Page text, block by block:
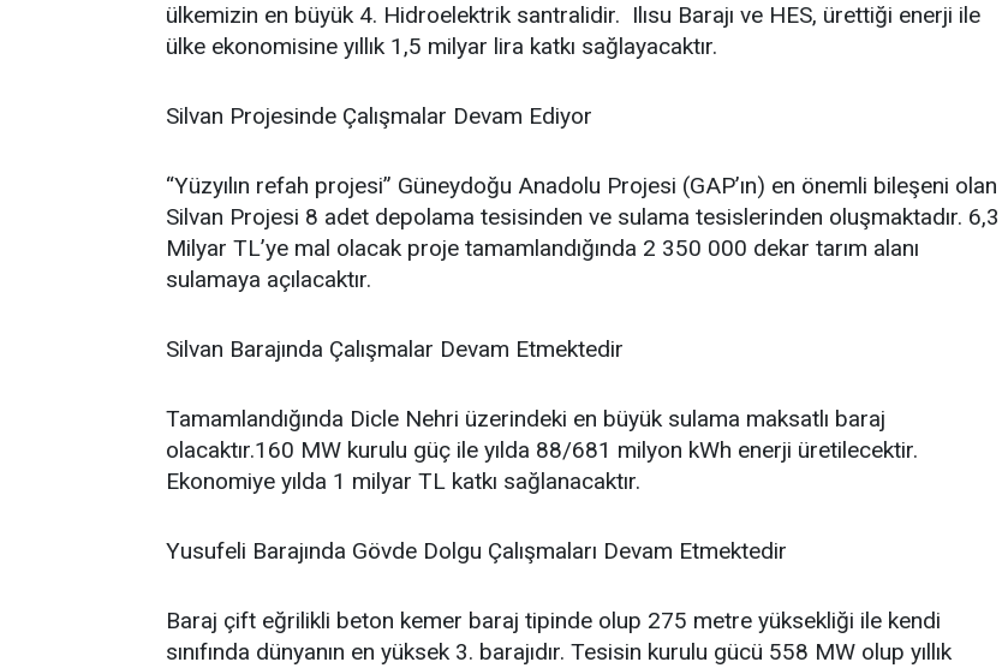
ülkemizin en büyük 4. Hidroelektrik santralidir. Ilısu Barajı ve HES, ürettiği enerji ile
ülke ekonomisine yıllık 1,5 milyar lira katkı sağlayacaktır.
Silvan Projesinde Çalışmalar Devam Ediyor
“Yüzyılın refah projesi” Güneydoğu Anadolu Projesi (GAP’ın) en önemli bileşeni olan
Silvan Projesi 8 adet depolama tesisinden ve sulama tesislerinden oluşmaktadır. 6,3
Milyar TL’ye mal olacak proje tamamlandığında 2 350 000 dekar tarım alanı
sulamaya açılacaktır.
Silvan Barajında Çalışmalar Devam Etmektedir
Tamamlandığında Dicle Nehri üzerindeki en büyük sulama maksatlı baraj
olacaktır.160 MW kurulu güç ile yılda 88/681 milyon kWh enerji üretilecektir.
Ekonomiye yılda 1 milyar TL katkı sağlanacaktır.
Yusufeli Barajında Gövde Dolgu Çalışmaları Devam Etmektedir
Baraj çift eğrilikli beton kemer baraj tipinde olup 275 metre yüksekliği ile kendi
sınıfında dünyanın en yüksek 3. barajıdır. Tesisin kurulu gücü 558 MW olup yıllık